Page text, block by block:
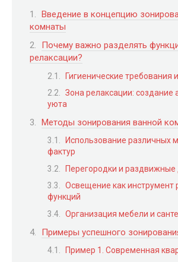
Введение в концепцию
комнаты
Почему важно разделять
релаксации?
Гигиенические требования
Зона релаксации: создание
уюта
Методы зонирования ванной
Использование различных
фактур
Перегородки и раздвижные
Освещение как инструмент
функций
Организация мебели и
Примеры успешного
Пример 1. Современная